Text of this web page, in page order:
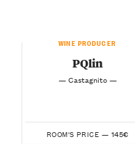
WINE PRODUCER
PQlin
— Castagnito —
ROOM'S PRICE — 145€